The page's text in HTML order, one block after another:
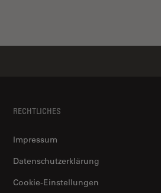
RECHTLICHES
Impressum
Datenschutzerklärung
Cookie-Einstellungen